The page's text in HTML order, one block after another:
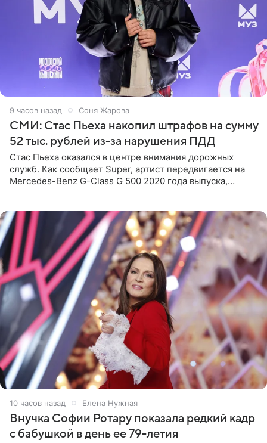
9 часов назад Соня Жарова
СМИ: Стас Пьеха накопил штрафов на сумму
52 тыс. рублей из-за нарушения ПДД
Стас Пьеха оказался в центре внимания дорожных
служб. Как сообщает Super, артист передвигается на
Mercedes-Benz G-Class G 500 2020 года выпуска,
10 часов назад Елена Нужная
Внучка Софии Ротару показала редкий кадр
с бабушкой в день ее 79-летия